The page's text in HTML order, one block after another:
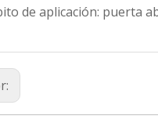
de aplicación: puerta